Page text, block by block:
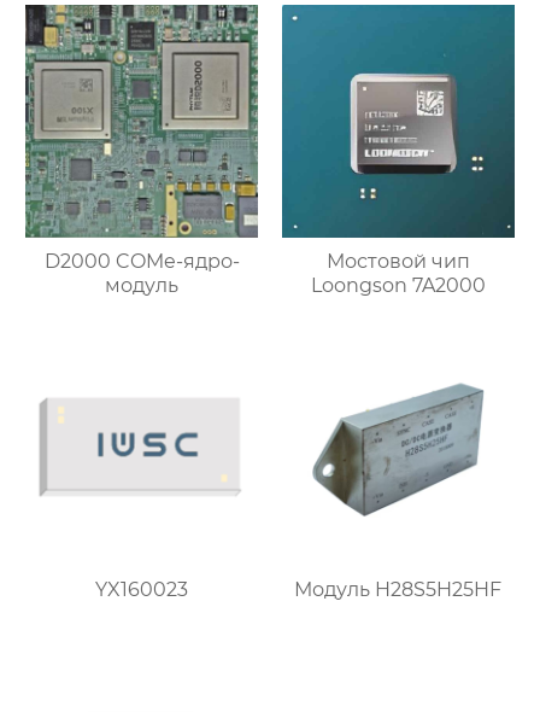
D2000 COMe-ядро-
модуль
Мостовой чип
Loongson 7A2000
YX160023 Модуль H28S5H25HF